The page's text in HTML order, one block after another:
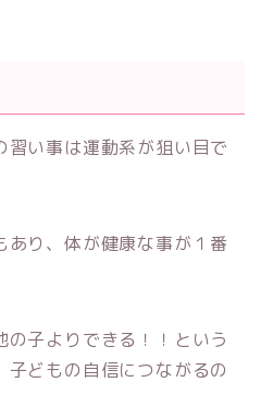
い事は運動系が狙い目で
あり、体が健康な事が１番
子よりできる！！という
どもの自信につながるの